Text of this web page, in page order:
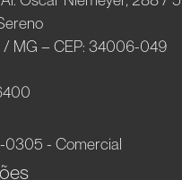
/ MG – CEP: 34006-049
- Comercial